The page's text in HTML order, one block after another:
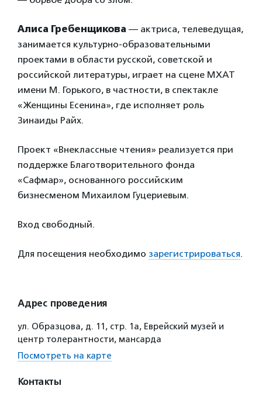
Алиса Гребенщикова — актриса, телеведущая,
занимается культурно-образовательными
проектами в области русской, советской и
российской литературы, играет на сцене МХАТ
имени М. Горького, в частности, в спектакле
«Женщины Есенина», где исполняет роль
Зинаиды Райх.
Проект «Внеклассные чтения» реализуется при
поддержке Благотворительного фонда
«Сафмар», основанного российским
бизнесменом Михаилом Гуцериевым.
Вход свободный.
Для посещения необходимо зарегистрироваться.
Адрес проведения
ул. Образцова, д. 11, стр. 1а, Еврейский музей и
центр толерантности, мансарда
Посмотреть на карте
Контакты